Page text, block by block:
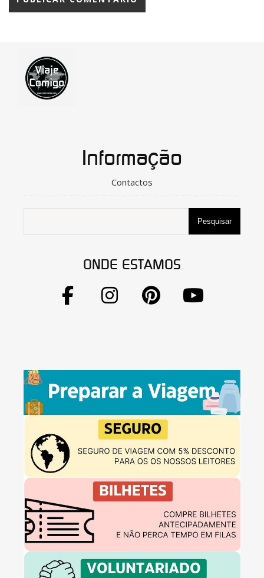
Informação
Contactos
Pesquisar
ONDE ESTAMOS